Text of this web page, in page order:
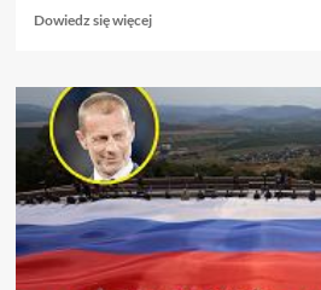
Dowiedz się więcejDowiedz
o
Demografia
wskazuje,
że
polskie
obszary
wiejskie
doświadczają
największego